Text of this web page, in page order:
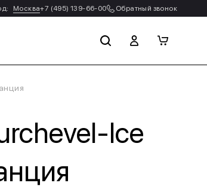
Москва+7 (495) 139-66-00 Обратный звонок
Ice